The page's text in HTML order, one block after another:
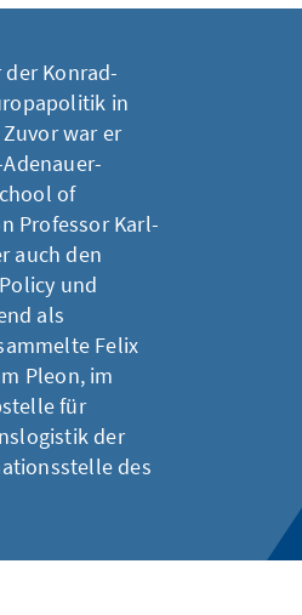
Konrad-
in
war er
of
Professor Karl-
auch den
und
als
Felix
Pleon, im
für
der
des